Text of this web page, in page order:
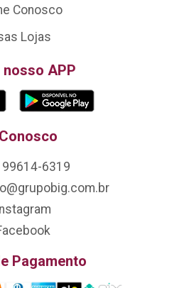
Conosco
Lojas
nosso APP
99614-6319
Pagamento